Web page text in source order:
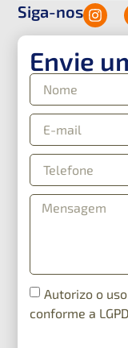
Siga-nos
Envie
Autorizo o
conforme a LGPD.